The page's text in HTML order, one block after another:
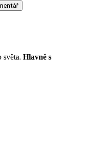
světa. Hlavně s